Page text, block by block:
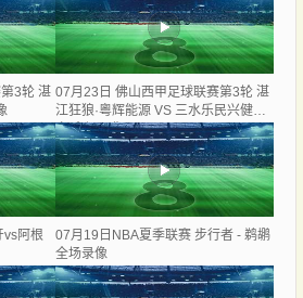
3轮 湛 07月23日 佛山西甲足球联赛第3轮 湛
江狂狼·粵辉能源 VS 三水乐民兴健力
宝 全场录像
vs阿根
07月19日NBA夏季联赛 步行者 - 鹈鹕
全场录像